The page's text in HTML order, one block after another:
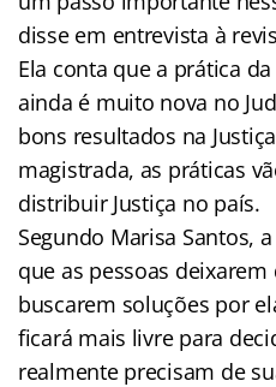
disse em entrevista à
Ela conta que a prática
ainda é muito nova no
bons resultados na
magistrada, as práticas
distribuir Justiça no país.
Segundo Marisa Santos,
que as pessoas
buscarem soluções por
ficará mais livre para
realmente precisam de